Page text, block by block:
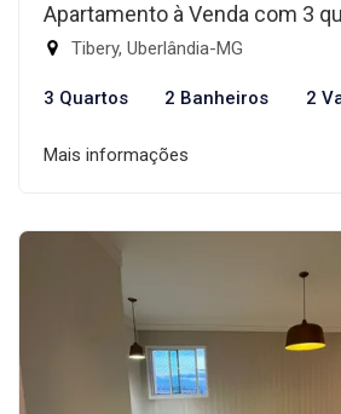
Apartamento à Venda com 3
Tibery, Uberlândia-MG
3 Quartos 2 Banheiros 2
Mais informações